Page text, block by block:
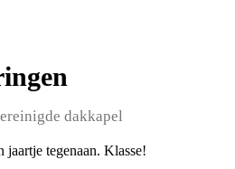
dakkapel
jaartje tegenaan. Klasse!